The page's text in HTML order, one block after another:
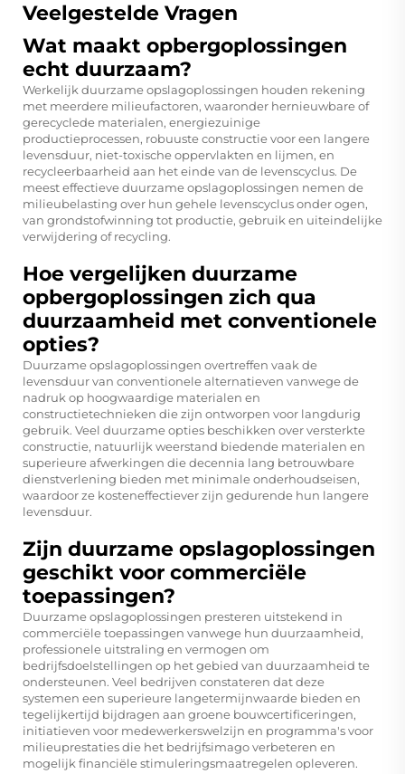
Veelgestelde Vragen
Wat maakt opbergoplossingen
echt duurzaam?
Werkelijk duurzame opslagoplossingen houden rekening
met meerdere milieufactoren, waaronder hernieuwbare of
gerecyclede materialen, energiezuinige
productieprocessen, robuuste constructie voor een langere
levensduur, niet-toxische oppervlakten en lijmen, en
recycleerbaarheid aan het einde van de levenscyclus. De
meest effectieve duurzame opslagoplossingen nemen de
milieubelasting over hun gehele levenscyclus onder ogen,
van grondstofwinning tot productie, gebruik en uiteindelijke
verwijdering of recycling.
Hoe vergelijken duurzame
opbergoplossingen zich qua
duurzaamheid met conventionele
opties?
Duurzame opslagoplossingen overtreffen vaak de
levensduur van conventionele alternatieven vanwege de
nadruk op hoogwaardige materialen en
constructietechnieken die zijn ontworpen voor langdurig
gebruik. Veel duurzame opties beschikken over versterkte
constructie, natuurlijk weerstand biedende materialen en
superieure afwerkingen die decennia lang betrouwbare
dienstverlening bieden met minimale onderhoudseisen,
waardoor ze kosteneffectiever zijn gedurende hun langere
levensduur.
Zijn duurzame opslagoplossingen
geschikt voor commerciële
toepassingen?
Duurzame opslagoplossingen presteren uitstekend in
commerciële toepassingen vanwege hun duurzaamheid,
professionele uitstraling en vermogen om
bedrijfsdoelstellingen op het gebied van duurzaamheid te
ondersteunen. Veel bedrijven constateren dat deze
systemen een superieure langetermijnwaarde bieden en
tegelijkertijd bijdragen aan groene bouwcertificeringen,
initiatieven voor medewerkerswelzijn en programma's voor
milieuprestaties die het bedrijfsimago verbeteren en
mogelijk financiële stimuleringsmaatregelen opleveren.